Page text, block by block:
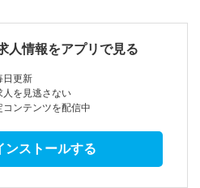
人情報をアプリで見る
日更新
人を見逃さない
ンテンツを配信中
ンストールする